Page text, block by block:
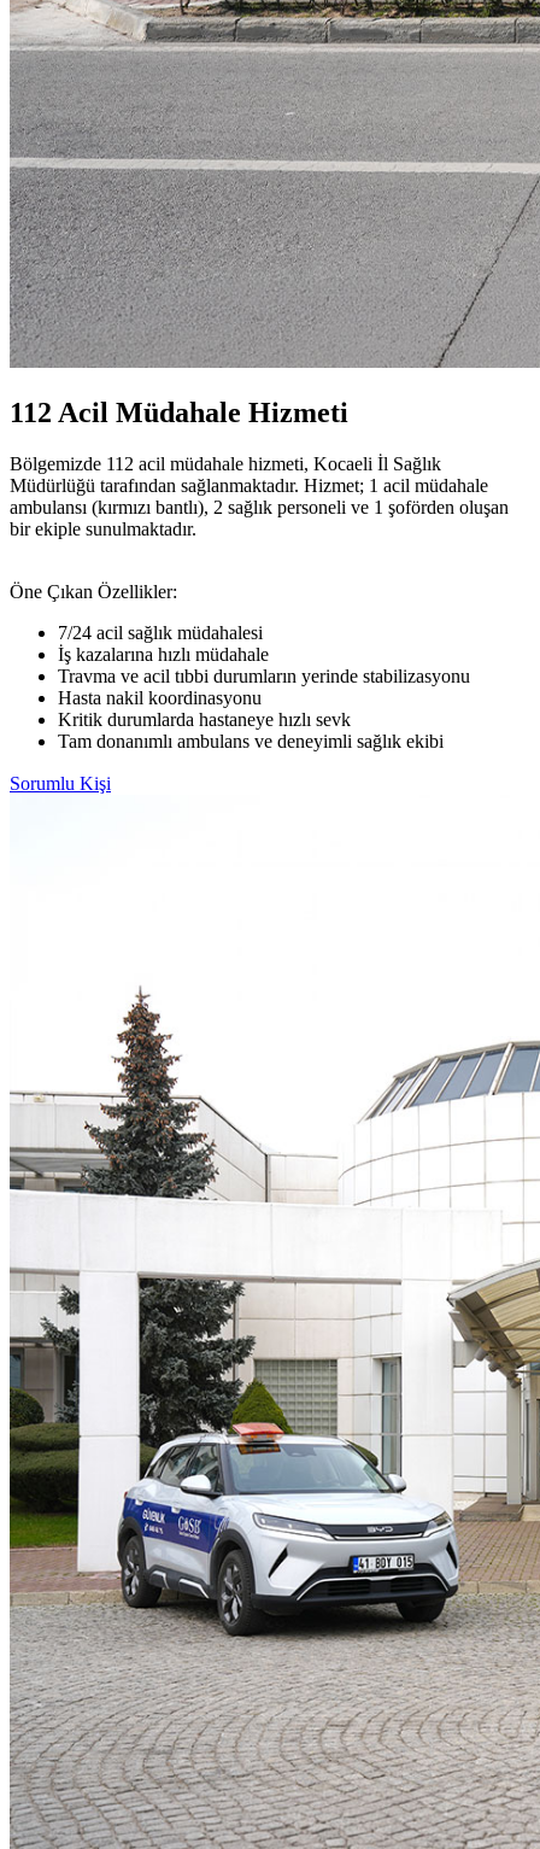
112 Acil Müdahale Hizmeti
Bölgemizde 112 acil müdahale hizmeti, Kocaeli İl Sağlık
Müdürlüğü tarafından sağlanmaktadır. Hizmet; 1 acil müdahale
ambulansı (kırmızı bantlı), 2 sağlık personeli ve 1 şoförden oluşan
bir ekiple sunulmaktadır.
Öne Çıkan Özellikler:
7/24 acil sağlık müdahalesi
İş kazalarına hızlı müdahale
Travma ve acil tıbbi durumların yerinde stabilizasyonu
Hasta nakil koordinasyonu
Kritik durumlarda hastaneye hızlı sevk
Tam donanımlı ambulans ve deneyimli sağlık ekibi
Sorumlu Kişi